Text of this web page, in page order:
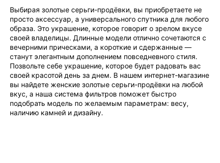
Выбирая золотые серьги-продёвки, вы приобретаете не
просто аксессуар, а универсального спутника для любого
образа. Это украшение, которое говорит о зрелом вкусе
своей владелицы. Длинные модели отлично сочетаются с
вечерними прическами, а короткие и сдержанные —
станут элегантным дополнением повседневного стиля.
Позвольте себе украшение, которое будет радовать вас
своей красотой день за днем. В нашем интернет-магазине
вы найдете женские золотые серьги-продёвки на любой
вкус, а наша система фильтров поможет быстро
подобрать модель по желаемым параметрам: весу,
наличию камней и дизайну.